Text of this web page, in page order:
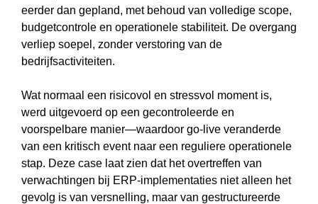
eerder dan gepland, met behoud van volledige scope,
budgetcontrole en operationele stabiliteit. De overgang
verliep soepel, zonder verstoring van de
bedrijfsactiviteiten.
Wat normaal een risicovol en stressvol moment is,
werd uitgevoerd op een gecontroleerde en
voorspelbare manier—waardoor go-live veranderde
van een kritisch event naar een reguliere operationele
stap. Deze case laat zien dat het overtreffen van
verwachtingen bij ERP-implementaties niet alleen het
gevolg is van versnelling, maar van gestructureerde